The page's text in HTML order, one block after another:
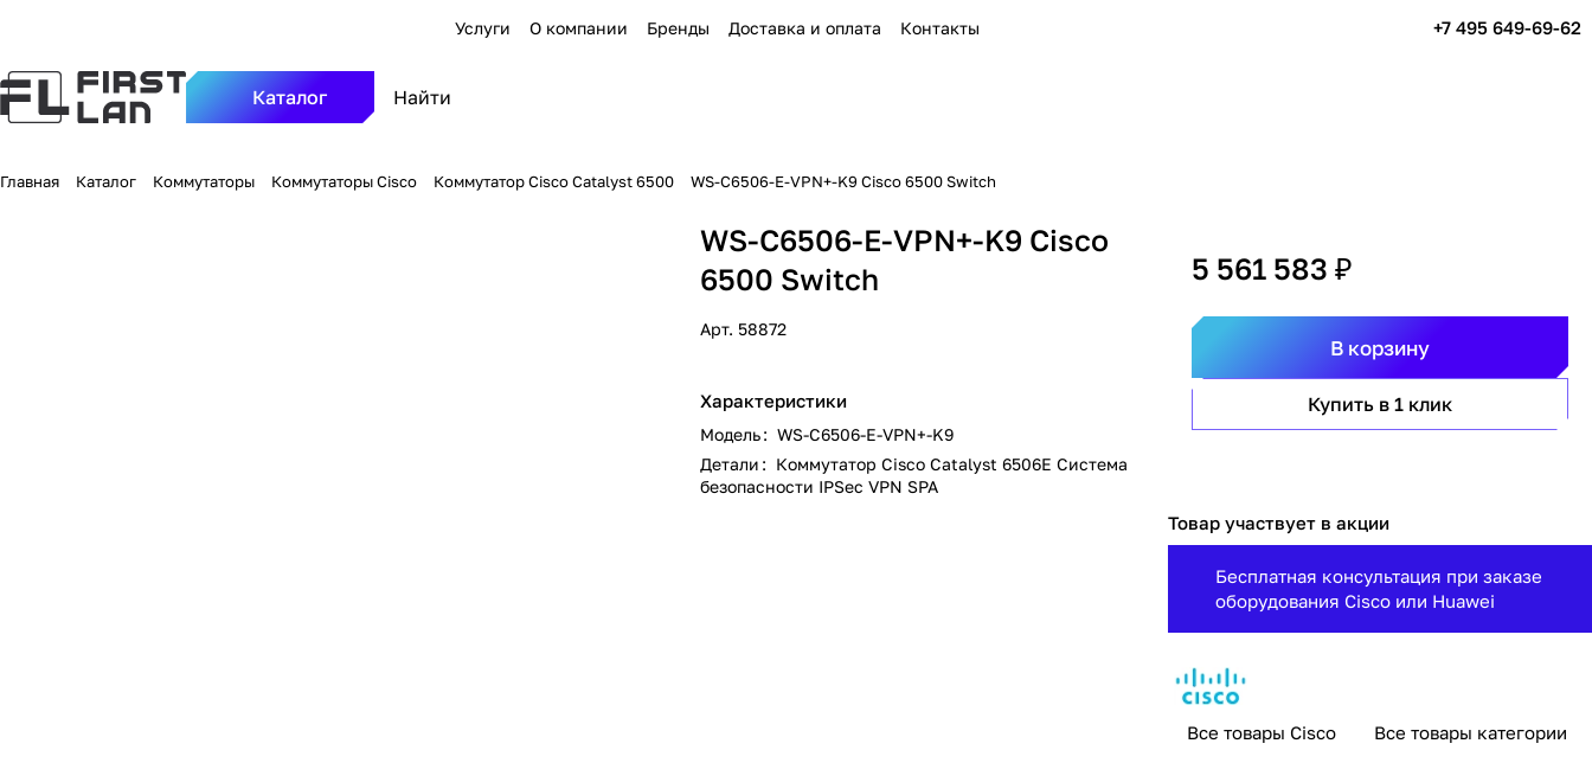
Услуги О компании Бренды Доставка и оплата Контакты +7 495 649-69-62
Каталог
Главная Каталог Коммутаторы Коммутаторы Cisco Коммутатор Cisco Catalyst 6500 WS-C6506-E-VPN+-K9 Cisco 6500 Switch
WS-C6506-E-VPN+-K9 Cisco
6500 Switch
Арт. 58872
Характеристики
Модель: WS-C6506-E-VPN+-K9
Детали: Коммутатор Cisco Catalyst 6506E Система
безопасности IPSec VPN SPA
5 561 583 ₽
В корзину
Купить в 1 клик
Товар участвует в акции
Бесплатная консультация при заказе
оборудования Cisco или Huawei
Все товары Cisco Все товары категории